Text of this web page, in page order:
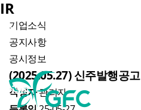
주요제품
IR
기업소식
공지사항
공시정보
(2025.05.27) 신주발행공고
작성자관리자